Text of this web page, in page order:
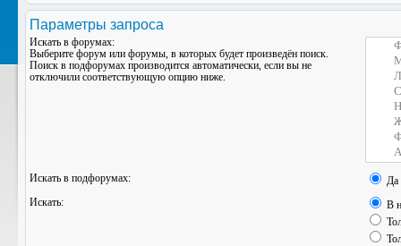
Параметры запроса
Искать в форумах:
Выберите форум или форумы, в которых будет произведён поиск.
Поиск в подфорумах производится автоматически, если вы не
отключили соответствующую опцию ниже.
Искать в подфорумах:
Да
Искать:
В